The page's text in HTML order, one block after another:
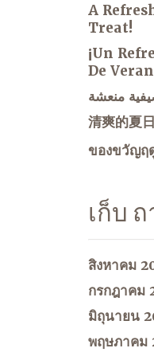
A
Treat!
¡Un
De
清爽的夏
ของขวัญฤ
เก็บ
สิงหาคม
กรกฎาคม
มิถุนายน
พฤษภาคม